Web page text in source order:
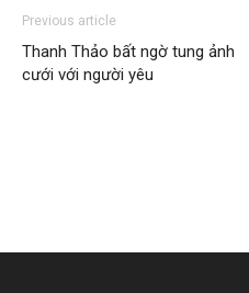
Previous article
Thanh Thảo bất ngờ tung ảnh
cưới với người yêu